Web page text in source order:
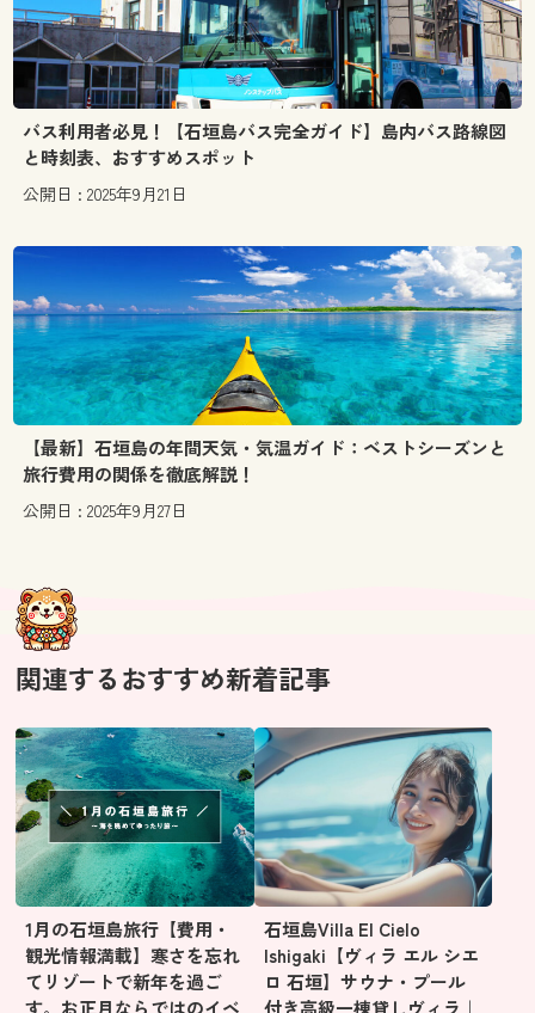
バス利用者必見！【石垣島バス完全ガイド】島内バス路線図
と時刻表、おすすめスポット
公開日 : 2025年9月21日
【最新】石垣島の年間天気・気温ガイド：ベストシーズンと
旅行費用の関係を徹底解説！
公開日 : 2025年9月27日
関連するおすすめ新着記事
1月の石垣島旅行【費用・
観光情報満載】寒さを忘れ
てリゾートで新年を過ご
す。お正月ならではのイベ
石垣島Villa El Cielo
Ishigaki【ヴィラ エル シエ
ロ 石垣】サウナ・プール
付き高級一棟貸しヴィラ｜